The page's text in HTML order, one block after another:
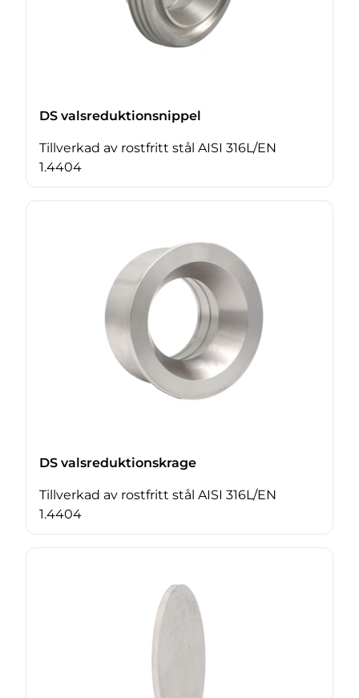
DS valsreduktionsnippel
Tillverkad av rostfritt stål AISI 316L/EN
1.4404
DS valsreduktionskrage
Tillverkad av rostfritt stål AISI 316L/EN
1.4404